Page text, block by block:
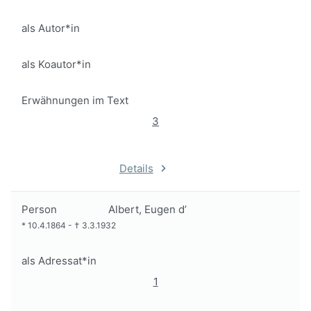
als Autor*in
als Koautor*in
Erwähnungen im Text
3
Details
Person Albert, Eugen d’
* 10.4.1864 - † 3.3.1932
als Adressat*in
1